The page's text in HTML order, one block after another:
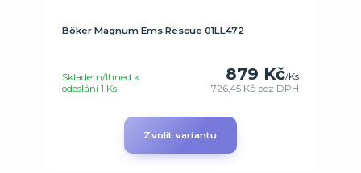
Böker Magnum Ems Rescue 01LL472
879 Kč/Ks
726,45 Kč bez DPH
Skladem/Ihned k
odeslání 1 Ks
Zvolit variantu